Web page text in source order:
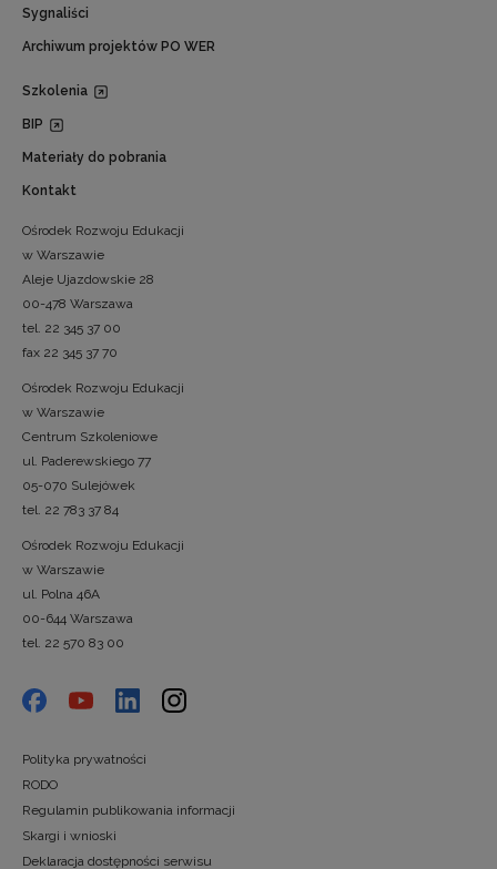
Sygnaliści
Archiwum projektów PO WER
Szkolenia
BIP
Materiały do pobrania
Kontakt
Ośrodek Rozwoju Edukacji
w Warszawie
Aleje Ujazdowskie 28
00-478 Warszawa
tel. 22 345 37 00
fax 22 345 37 70
Ośrodek Rozwoju Edukacji
w Warszawie
Centrum Szkoleniowe
ul. Paderewskiego 77
05-070 Sulejówek
tel. 22 783 37 84
Ośrodek Rozwoju Edukacji
w Warszawie
ul. Polna 46A
00-644 Warszawa
tel. 22 570 83 00
Polityka prywatności
RODO
Regulamin publikowania informacji
Skargi i wnioski
Deklaracja dostępności serwisu